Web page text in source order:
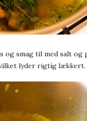
og smag til med salt
lyder rigtig lækkert.